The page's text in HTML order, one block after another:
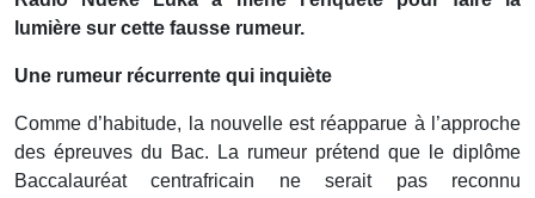
lumière sur cette fausse rumeur.
Une rumeur récurrente qui inquiète
Comme d’habitude, la nouvelle est réapparue à l’approche
des épreuves du Bac. La rumeur prétend que le diplôme
Baccalauréat centrafricain ne serait pas reconnu